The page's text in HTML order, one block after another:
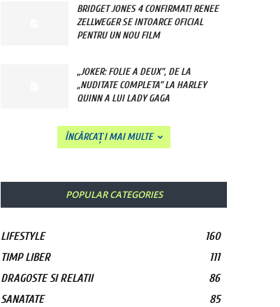
BRIDGET JONES 4 CONFIRMAT! RENEE
ZELLWEGER SE INTOARCE OFICIAL
PENTRU UN NOU FILM
„JOKER: FOLIE A DEUX”, DE LA
„NUDITATE COMPLETA” LA HARLEY
QUINN A LUI LADY GAGA
ÎNCĂRCAȚI MAI MULTE
POPULAR CATEGORIES
LIFESTYLE
160
TIMP LIBER
111
DRAGOSTE SI RELATII
86
SANATATE
85